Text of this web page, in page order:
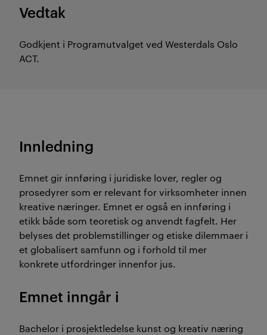
Vedtak
Godkjent i Programutvalget ved Westerdals Oslo
ACT.
Innledning
Emnet gir innføring i juridiske lover, regler og
prosedyrer som er relevant for virksomheter innen
kreative næringer. Emnet er også en innføring i
etikk både som teoretisk og anvendt fagfelt. Her
belyses det problemstillinger og etiske dilemmaer i
et globalisert samfunn og i forhold til mer
konkrete utfordringer innenfor jus.
Emnet inngår i
Bachelor i prosjektledelse kunst og kreativ næring